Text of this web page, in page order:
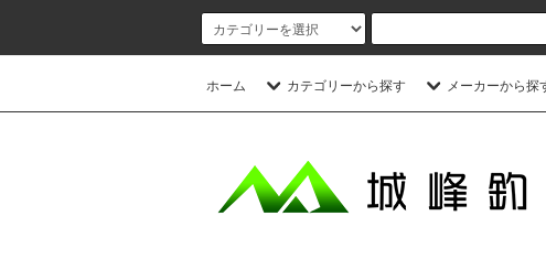
ホーム カテゴリーから探す メーカーから探